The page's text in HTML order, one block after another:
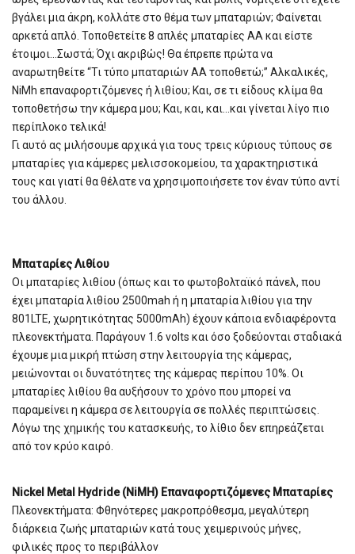
βγάλει μια άκρη, κολλάτε στο θέμα των μπαταριών; Φαίνεται
αρκετά απλό. Τοποθετείτε 8 απλές μπαταρίες ΑΑ και είστε
έτοιμοι…Σωστά; Όχι ακριβώς! Θα έπρεπε πρώτα να
αναρωτηθείτε “Τι τύπο μπαταριών ΑΑ τοποθετώ;” Αλκαλικές,
NiMh επαναφορτιζόμενες ή λιθίου; Και, σε τι είδους κλίμα θα
τοποθετήσω την κάμερα μου; Και, και, και…και γίνεται λίγο πιο
περίπλοκο τελικά!
Γι αυτό ας μιλήσουμε αρχικά για τους τρεις κύριους τύπους σε
μπαταρίες για κάμερες μελισσοκομείου, τα χαρακτηριστικά
τους και γιατί θα θέλατε να χρησιμοποιήσετε τον έναν τύπο αντί
του άλλου.
Μπαταρίες Λιθίου
Οι μπαταρίες λιθίου (όπως και το φωτοβολταϊκό πάνελ, που
έχει μπαταρία λιθίου 2500mah ή η μπαταρία λιθίου για την
801LTE, χωρητικότητας 5000mAh) έχουν κάποια ενδιαφέροντα
πλεονεκτήματα. Παράγουν 1.6 volts και όσο ξοδεύονται σταδιακά
έχουμε μια μικρή πτώση στην λειτουργία της κάμερας,
μειώνονται οι δυνατότητες της κάμερας περίπου 10%. Οι
μπαταρίες λιθίου θα αυξήσουν το χρόνο που μπορεί να
παραμείνει η κάμερα σε λειτουργία σε πολλές περιπτώσεις.
Λόγω της χημικής του κατασκευής, το λίθιο δεν επηρεάζεται
από τον κρύο καιρό.
Nickel Metal Hydride (NiMH) Επαναφορτιζόμενες Μπαταρίες
Πλεονεκτήματα: Φθηνότερες μακροπρόθεσμα, μεγαλύτερη
διάρκεια ζωής μπαταριών κατά τους χειμερινούς μήνες,
φιλικές προς το περιβάλλον